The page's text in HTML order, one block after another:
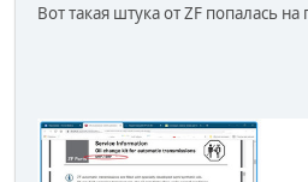
Вот такая штука от ZF попалась на